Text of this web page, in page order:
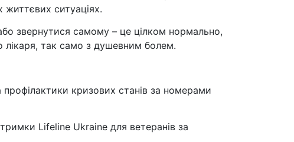
ситуаціях.
звернутися самому – це цілком нормально,
лікаря, так само з душевним болем.
кризових станів за номерами
Lifeline Ukraine для ветеранів за